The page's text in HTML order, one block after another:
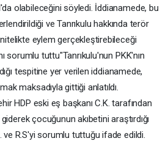
olabileceğini söyledi. İddianamede, bu
ve Tanrıkulu hakkında terör
eylem gerçekleştirebileceği
sorumlu tuttu"Tanrıkulu'nun PKK'nın
tespitine yer verilen iddianamede,
maksadıyla gittiği anlatıldı.
HDP eski eş başkanı C.K. tarafından
çocuğunun akıbetini araştırdığı
ve R.S'yi sorumlu tuttuğu ifade edildi.